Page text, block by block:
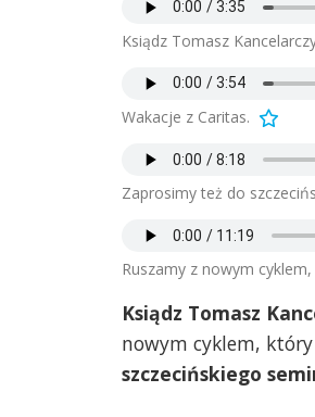
Ksiądz Tomasz
Wakacje z Caritas.
Zaprosimy też do
Ruszamy z nowym
Ksiądz Tomasz
nowym cyklem,
szczecińskiego